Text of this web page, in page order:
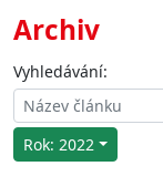
Archiv
Vyhledávání:
Rok: 2022